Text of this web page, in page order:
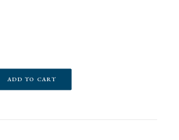
ADD TO CART